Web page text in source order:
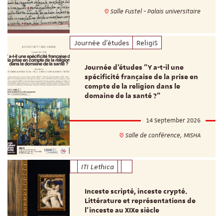
Salle Fustel - Palais universitaire
Journée d'études ReligiS
Journée d’études "Y a-t-il une
spécificité française de la prise en
compte de la religion dans le
domaine de la santé ?"
14 September 2026
Salle de conférence, MISHA
ITI Lethica
Inceste scripté, inceste crypté.
Littérature et représentations de
l’inceste au XIXe siècle